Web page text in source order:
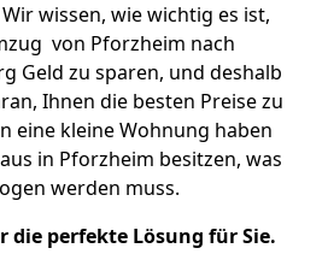
wissen, wie wichtig es ist,
von Pforzheim nach
Geld zu sparen, und deshalb
Ihnen die besten Preise zu
eine kleine Wohnung haben
in Pforzheim besitzen, was
werden muss.
die perfekte Lösung für Sie.